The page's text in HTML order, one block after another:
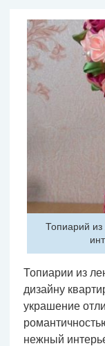
Топиарий из
Топиарии из
дизайну
украшение
нежный